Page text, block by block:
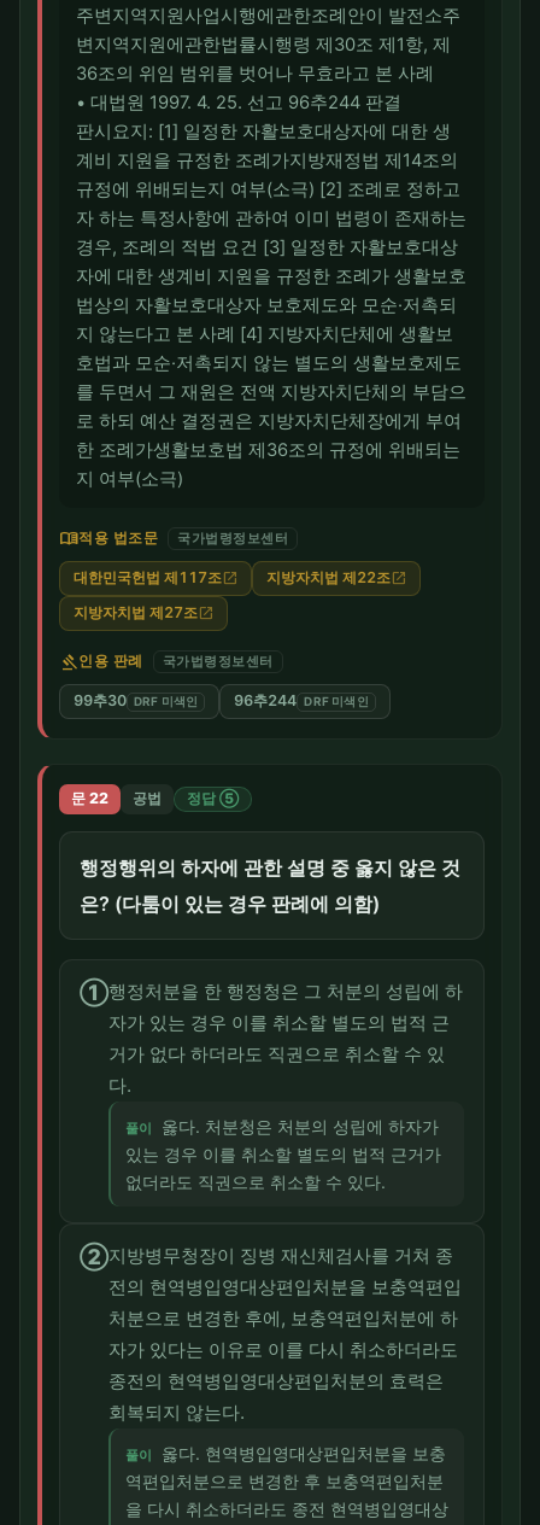
주변지역지원사업시행에관한조례안이 발전소주
변지역지원에관한법률시행령 제30조 제1항, 제
36조의 위임 범위를 벗어나 무효라고 본 사례
• 대법원 1997. 4. 25. 선고 96추244 판결
판시요지: [1] 일정한 자활보호대상자에 대한 생
계비 지원을 규정한 조례가지방재정법 제14조의
규정에 위배되는지 여부(소극) [2] 조례로 정하고
자 하는 특정사항에 관하여 이미 법령이 존재하는
경우, 조례의 적법 요건 [3] 일정한 자활보호대상
자에 대한 생계비 지원을 규정한 조례가 생활보호
법상의 자활보호대상자 보호제도와 모순·저촉되
지 않는다고 본 사례 [4] 지방자치단체에 생활보
호법과 모순·저촉되지 않는 별도의 생활보호제도
를 두면서 그 재원은 전액 지방자치단체의 부담으
로 하되 예산 결정권은 지방자치단체장에게 부여
한 조례가생활보호법 제36조의 규정에 위배되는
지 여부(소극)
menu_book적용 법조문 국가법령정보센터
대한민국헌법 제117조 open_in_new 지방자치법 제22조 open_in_new
지방자치법 제27조 open_in_new
gavel인용 판례 국가법령정보센터
99추30 DRF 미색인 96추244 DRF 미색인
문 22 공법 정답 ⑤
행정행위의 하자에 관한 설명 중 옳지 않은 것
은? (다툼이 있는 경우 판례에 의함)
①행정처분을 한 행정청은 그 처분의 성립에 하
자가 있는 경우 이를 취소할 별도의 법적 근
거가 없다 하더라도 직권으로 취소할 수 있
다.
풀이
옳다. 처분청은 처분의 성립에 하자가
있는 경우 이를 취소할 별도의 법적 근거가
없더라도 직권으로 취소할 수 있다.
②지방병무청장이 징병 재신체검사를 거쳐 종
전의 현역병입영대상편입처분을 보충역편입
처분으로 변경한 후에, 보충역편입처분에 하
자가 있다는 이유로 이를 다시 취소하더라도
종전의 현역병입영대상편입처분의 효력은
회복되지 않는다.
풀이
옳다. 현역병입영대상편입처분을 보충
역편입처분으로 변경한 후 보충역편입처분
을 다시 취소하더라도 종전 현역병입영대상